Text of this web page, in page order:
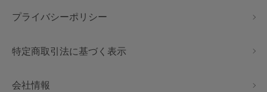
プライバシーポリシー
特定商取引法に基づく表示
会社情報